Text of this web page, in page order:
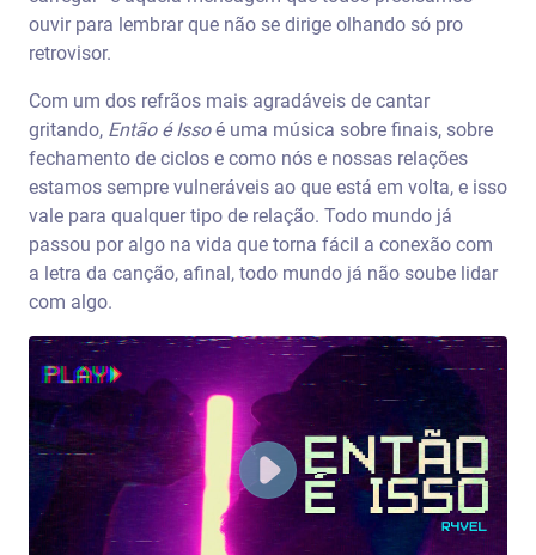
ouvir para lembrar que não se dirige olhando só pro
retrovisor.
Com um dos refrãos mais agradáveis de cantar
gritando, Então é Issoé uma música sobre finais, sobre
fechamento de ciclos e como nós e nossas relações
estamos sempre vulneráveis ao que está em volta, e isso
vale para qualquer tipo de relação. Todo mundo já
passou por algo na vida que torna fácil a conexão com
a letra da canção, afinal, todo mundo já não soube lidar
com algo.